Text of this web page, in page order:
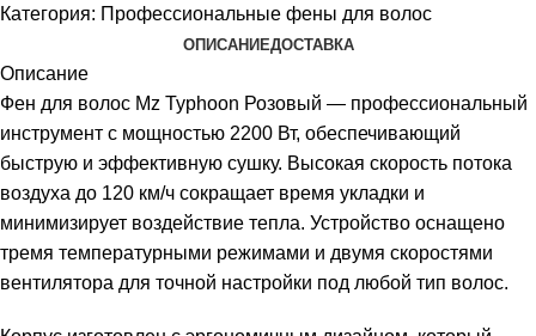
Категория: Профессиональные фены для волос
ОПИСАНИЕДОСТАВКА
Описание
Фен для волос Mz Typhoon Розовый — профессиональный
инструмент с мощностью 2200 Вт, обеспечивающий
быструю и эффективную сушку. Высокая скорость потока
воздуха до 120 км/ч сокращает время укладки и
минимизирует воздействие тепла. Устройство оснащено
тремя температурными режимами и двумя скоростями
вентилятора для точной настройки под любой тип волос.